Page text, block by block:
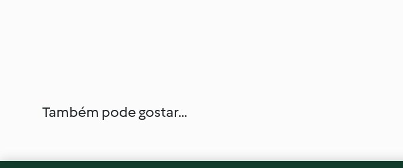
Também pode gostar...